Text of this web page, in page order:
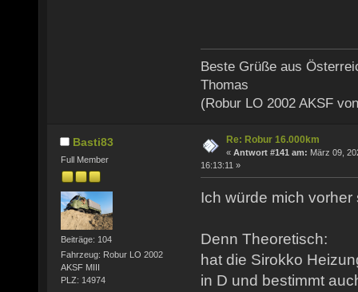
Beste Grüße aus
Thomas
(Robur LO 2002 AKSF
Basti83
Full Member
Beiträge: 104
Fahrzeug: Robur LO 2002
AKSF MIII
PLZ: 14974
Re: Robur 16.000km
« Antwort #141 am: März 09,
16:13:11 »
Ich würde mich
Denn Theoretisch:
hat die Sirokko
in D und bestimmt